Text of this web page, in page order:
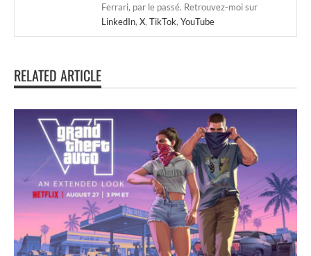
Ferrari, par le passé. Retrouvez-moi sur
LinkedIn, X, TikTok, YouTube
RELATED ARTICLE